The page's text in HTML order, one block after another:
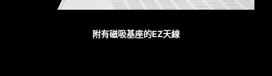
附有磁吸基座的EZ天線